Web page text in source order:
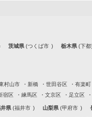
茨城県 つくば市 栃木県 下都
村山市 新橋 世田谷区 有楽町
宿区 練馬区 文京区 足立区
県 福井市 山梨県 甲府市